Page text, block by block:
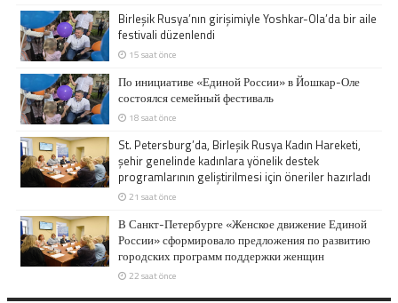
Birleşik Rusya’nın girişimiyle Yoshkar-Ola’da bir aile
festivali düzenlendi
15 saat önce
По инициативе «Единой России» в Йошкар-Оле
состоялся семейный фестиваль
18 saat önce
St. Petersburg’da, Birleşik Rusya Kadın Hareketi,
şehir genelinde kadınlara yönelik destek
programlarının geliştirilmesi için öneriler hazırladı
21 saat önce
В Санкт-Петербурге «Женское движение Единой
России» сформировало предложения по развитию
городских программ поддержки женщин
22 saat önce